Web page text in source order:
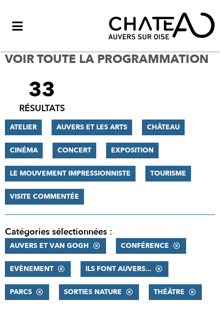
VOIR TOUTE LA PROGRAMMATION
FILTRER
RÉSULTATS
33
RÉSULTATS
ATELIER AUVERS ET LES ARTS CHÂTEAU
CINÉMA CONCERT EXPOSITION
LE MOUVEMENT IMPRESSIONNISTE TOURISME
VISITE COMMENTÉE
Catégories sélectionnées :
AUVERS ET VAN GOGH CONFÉRENCE
EVÈNEMENT ILS FONT AUVERS...
PARCS SORTIES NATURE THÉÂTRE